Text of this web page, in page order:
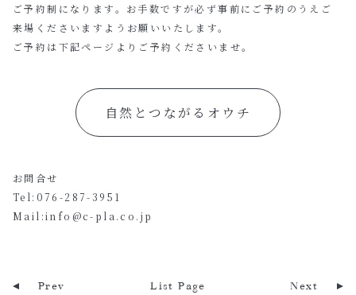
ご予約制になります。お手数ですが必ず事前にご予約のうえご
来場くださいますようお願いいたします。
ご予約は下記ページよりご予約くださいませ。
自然とつながるオウチ
お問合せ
Tel:076-287-3951
Mail:info@c-pla.co.jp
Prev List Page Next